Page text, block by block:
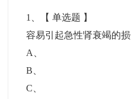
1 、【单选题 】
容易引起急性肾衰竭的
A
B
C